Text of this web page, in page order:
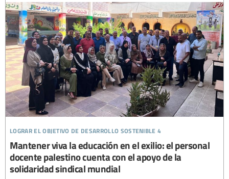
lograr el objetivo de desarrollo sostenible 4
Mantener viva la educación en el exilio: el personal
docente palestino cuenta con el apoyo de la
solidaridad sindical mundial